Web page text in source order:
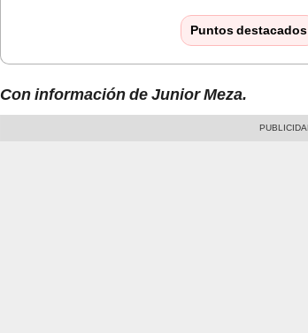
Puntos destacados
Con información de Junior Meza.